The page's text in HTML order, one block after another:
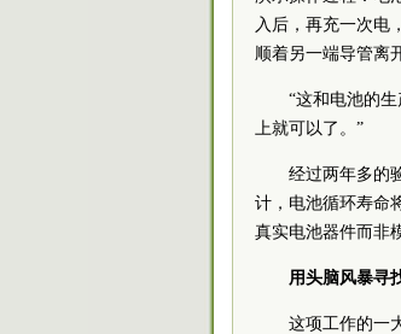
入后，再充一次电
顺着另一端导管离
“这和电池的
上就可以了。”
经过两年多的
计，电池循环寿命
真实电池器件而非
用头脑风暴寻
这项工作的一